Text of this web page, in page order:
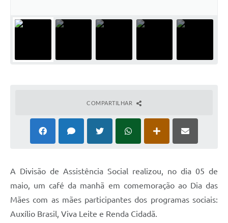
Galeria de Vídeos
Projetos
Editais
Transparência
A Prefeitura
COMPARTILHAR
A Divisão de Assistência Social realizou, no dia 05 de
maio, um café da manhã em comemoração ao Dia das
Mães com as mães participantes dos programas sociais:
Auxílio Brasil, Viva Leite e Renda Cidadã.